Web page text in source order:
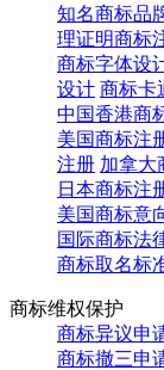
知名商标品
理证明商标
商标字体设
设计 商标卡
中国香港商
美国商标注
注册 加拿大
日本商标注
美国商标意
国际商标法
商标取名标
商标维权保护
商标异议申
商标撤三申